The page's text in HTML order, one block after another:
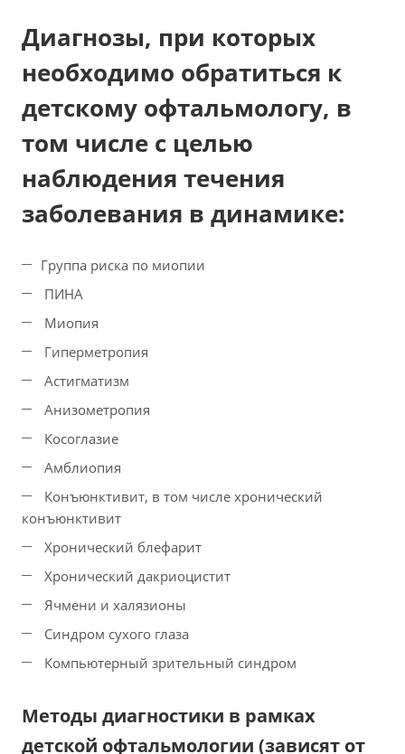
Диагнозы, при которых
необходимо обратиться к
детскому офтальмологу, в
том числе с целью
наблюдения течения
заболевания в динамике:
Группа риска по миопии
ПИНА
Миопия
Гиперметропия
Астигматизм
Анизометропия
Косоглазие
Амблиопия
Конъюнктивит, в том числе хронический
конъюнктивит
Хронический блефарит
Хронический дакриоцистит
Ячмени и халязионы
Синдром сухого глаза
Компьютерный зрительный синдром
Методы диагностики в рамках
детской офтальмологии (зависят от